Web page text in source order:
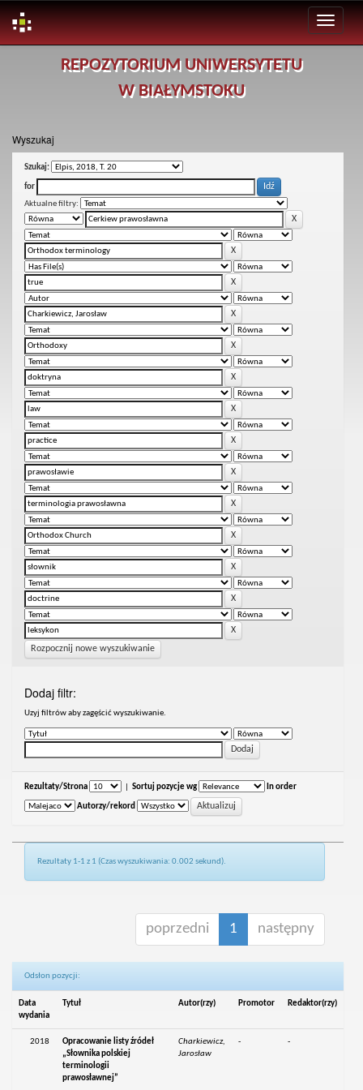
REPOZYTORIUM UNIWERSYTETU
W BIAŁYMSTOKU
Wyszukaj
Szukaj:
for
Aktualne filtry:
Rozpocznij nowe wyszukiwanie
Dodaj filtr:
Uzyj filtrów aby zagęścić wyszukiwanie.
Rezultaty/Strona Sortuj pozycje wg In order
Autorzy/rekord
Rezultaty 1-1 z 1 (Czas wyszukiwania: 0.002 sekund).
poprzedni 1 następny
Odsłon pozycji:
Data
wydania
Tytuł Autor(rzy) Promotor Redaktor(rzy)
2018
Opracowanie listy źródeł
„Słownika polskiej
terminologii
prawosławnej”
Charkiewicz,
Jarosław
- -